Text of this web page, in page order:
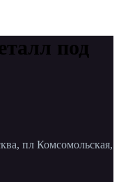
под
пл Комсомольская,